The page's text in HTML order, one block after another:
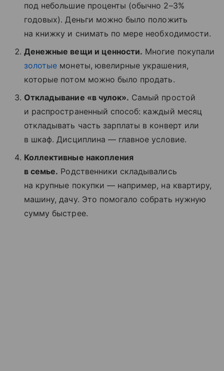
под небольшие проценты (обычно 2–3%
годовых). Деньги можно было положить
на книжку и снимать по мере необходимости.
Денежные вещи и ценности. Многие покупали
золотые монеты, ювелирные украшения,
которые потом можно было продать.
Откладывание «в чулок». Самый простой
и распространенный способ: каждый месяц
откладывать часть зарплаты в конверт или
в шкаф. Дисциплина — главное условие.
Коллективные накопления
в семье. Родственники складывались
на крупные покупки — например, на квартиру,
машину, дачу. Это помогало собрать нужную
сумму быстрее.